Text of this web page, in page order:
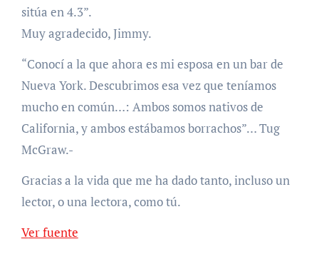
sitúa en 4.3”.
Muy agradecido, Jimmy.
“Conocí a la que ahora es mi esposa en un bar de
Nueva York. Descubrimos esa vez que teníamos
mucho en común…: Ambos somos nativos de
California, y ambos estábamos borrachos”… Tug
McGraw.-
Gracias a la vida que me ha dado tanto, incluso un
lector, o una lectora, como tú.
Ver fuente